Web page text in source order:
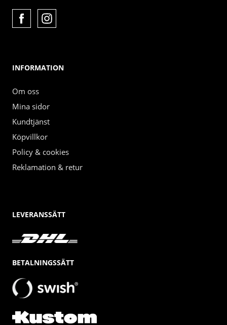
INFORMATION
Om oss
Mina sidor
Kundtjänst
Köpvillkor
Policy & cookies
Reklamation & retur
LEVERANSSÄTT
BETALNINGSSÄTT